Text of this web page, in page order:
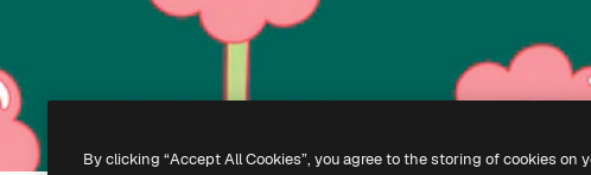
By clicking “Accept All Cookies”, you agree to the storing of cookies on